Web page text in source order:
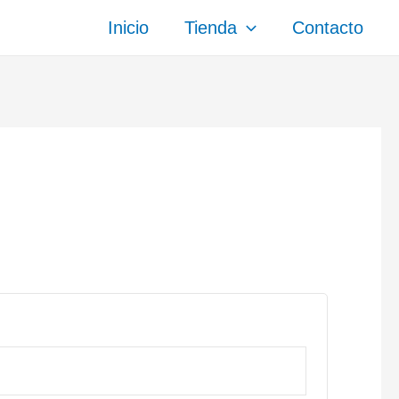
Inicio Tienda Contacto